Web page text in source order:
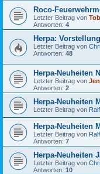
Roco-
Letzter Beitrag von
Antworten: 4
Herpa:
Letzter Beitrag von
Antworten: 48
Herpa-Neuheiten
Letzter Beitrag von
Antworten: 2
Herpa-Neuheiten
Letzter Beitrag von
Herpa-Neuheiten
Letzter Beitrag von
Antworten: 7
Herpa-Neuheiten
Letzter Beitrag von
Antworten: 10